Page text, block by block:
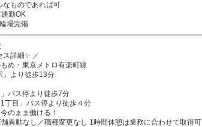
勤OK
場完備
ス詳細✨ ／
め・東京メトロ有楽町線
バス停より徒歩7分
丁目」バス停より徒歩４分
のまま働ける！
異動なし／職種変更なし 1時間休憩は業務に合わせて取得可